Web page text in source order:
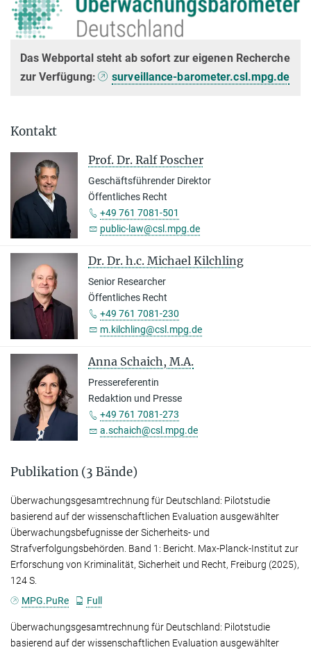
Das Webportal steht ab sofort zur eigenen Recherche
zur Verfügung:
surveillance-barometer.csl.mpg.de
Kontakt
Prof. Dr. Ralf Poscher
Geschäftsführender Direktor
Öffentliches Recht
+49 761 7081-501
public-law@csl.mpg.de
Dr. Dr. h.c. Michael Kilchling
Senior Researcher
Öffentliches Recht
+49 761 7081-230
m.kilchling@csl.mpg.de
Anna Schaich, M.A.
Pressereferentin
Redaktion und Presse
+49 761 7081-273
a.schaich@csl.mpg.de
Publikation (3 Bände)
Überwachungsgesamtrechnung für Deutschland: Pilotstudie
basierend auf der wissenschaftlichen Evaluation ausgewählter
Überwachungsbefugnisse der Sicherheits- und
Strafverfolgungsbehörden. Band 1: Bericht. Max-Planck-Institut zur
Erforschung von Kriminalität, Sicherheit und Recht, Freiburg (2025),
124 S.
MPG.PuRe
Full
Überwachungsgesamtrechnung für Deutschland: Pilotstudie
basierend auf der wissenschaftlichen Evaluation ausgewählter